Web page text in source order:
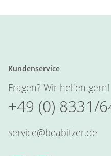
Kundenservice
Fragen? Wir helfen gern!
+49 (0) 8331/
service@beabitzer.de